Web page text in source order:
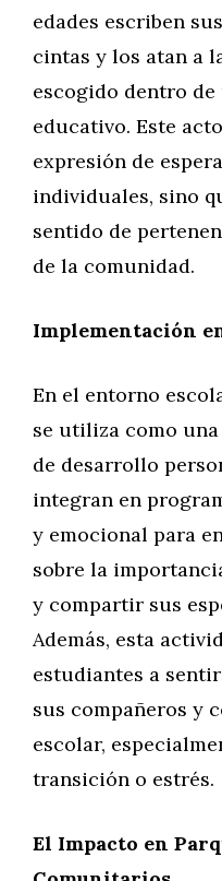
edades escriben
cintas y los atan a
escogido dentro
educativo. Este
expresión de
individuales, sino
sentido de
de la comunidad.
Implementación
En el entorno
se utiliza como
de desarrollo
integran en
y emocional para
sobre la
y compartir sus
Además, esta
estudiantes a
sus compañeros y
escolar,
transición o estrés.
El Impacto en